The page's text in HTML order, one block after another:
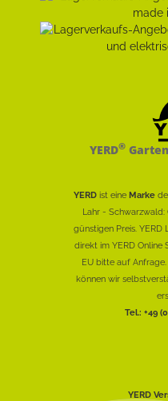
YERD®
YERD ist eine Marke
Lahr -
günstigen Preis. YERD
direkt im YERD Online
EU bitte auf
können wir
Tel.: +49
YERD